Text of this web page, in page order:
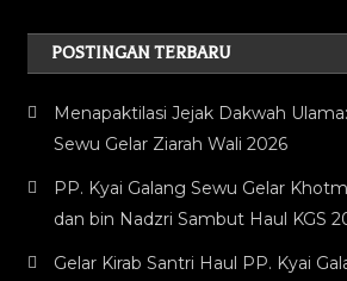
POSTINGAN TERBARU
Menapaktilasi Jejak Dakwah
Sewu Gelar Ziarah Wali 2026
PP. Kyai Galang Sewu Gelar
dan bin Nadzri Sambut Haul KGS
Gelar Kirab Santri Haul PP. Kyai